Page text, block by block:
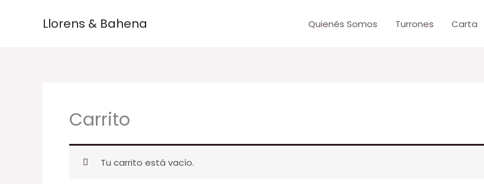
Llorens & Bahena Quienés Somos Turrones Carta
Carrito
Tu carrito está vacío.